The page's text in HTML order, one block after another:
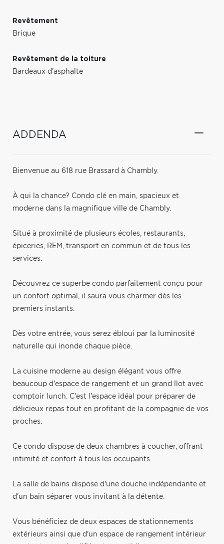
Revêtement
Brique
Revêtement de la toiture
Bardeaux d'asphalte
ADDENDA
Bienvenue au 618 rue Brassard à Chambly.
À qui la chance? Condo clé en main, spacieux et
moderne dans la magnifique ville de Chambly.
Situé à proximité de plusieurs écoles, restaurants,
épiceries, REM, transport en commun et de tous les
services.
Découvrez ce superbe condo parfaitement conçu pour
un confort optimal, il saura vous charmer dès les
premiers instants.
Dès votre entrée, vous serez ébloui par la luminosité
naturelle qui inonde chaque pièce.
La cuisine moderne au design élégant vous offre
beaucoup d'espace de rangement et un grand îlot avec
comptoir lunch. C'est l'espace idéal pour préparer de
délicieux repas tout en profitant de la compagnie de vos
proches.
Ce condo dispose de deux chambres à coucher, offrant
intimité et confort à tous les occupants.
La salle de bains dispose d'une douche indépendante et
d'un bain séparer vous invitant à la détente.
Vous bénéficiez de deux espaces de stationnements
extérieurs ainsi que d'un espace de rangement intérieur